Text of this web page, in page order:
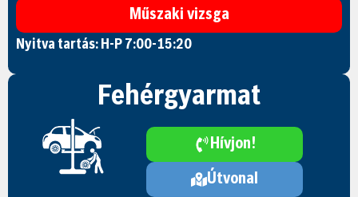
Műszaki vizsga
Nyitva tartás: H-P 7:00-15:20
Fehérgyarmat
Hívjon!
Útvonal